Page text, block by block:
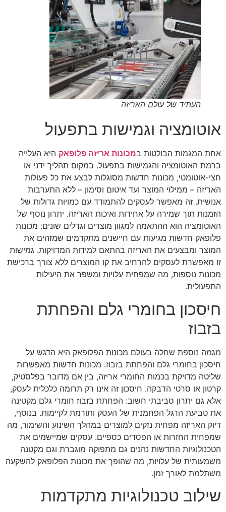
העתיד של עולם האריזה
אוטומציה וגמישות בתפעול
אחת המגמות הבולטות במכונות אריזה פלופאק היא העלייה
ברמת האוטומציה והגמישות בתפעול. במקום תהליך ידני או
חצי-אוטומטי, מכונות חדשות מסוגלות לבצע את כל פעולות
האריזה – ממילוי המוצר ועד איטום וסימון – ללא התערבות
אנושית. זה מאפשר לעסקים להתמודד עם כמויות גדולות של
הזמנות תוך שמירה על אחידות ואיכות האריזה. יתרון נוסף של
האוטומציה הוא ההתאמה למגוון מוצרים וגדלים שונים: מכונות
פלופאק חדשות מגיעות עם חיישנים מתקדמים שמזהים את
המוצר ומבצעים את האריזה בהתאם למידות המדויקות. גמישות
זו מאפשרת לעסקים להרחיב את קו המוצרים ללא צורך ברכישת
מכונות נוספות, מה שמפחית עלויות ומשפר את היעילות
התפעולית.
חיסכון בחומרי גלם והפחתת
בזבוז
מגמה נוספת שחלה בעולם מכונות הפלופאק היא הדגש על
חיסכון בחומרי גלם והפחתת בזבוז. מכונות חדשות מאפשרות
שליטה מדויקת בכמות החומרי אריזה, בין אם מדובר בפלסטיק,
קרטון או סרטי הדבקה. חיסכון זה אינו רק תרומה כלכלית לעסק,
אלא גם יתרון סביבתי חשוב: הפחתת בזבוז חומרי גלם מקטינה
את טביעת הרגל הפחמנית של העסק ותורמת לקיימות. בנוסף,
דיוק האריזה מפחית נזקים למוצרים במהלך השינוע והשימור, מה
שמפחית החזרות או הפסדים כספיים. עסקים שמיישמים את
הטכנולוגיות החדשות נהנים גם מתפוקה מוגברת וגם מקטנה
משמעותית של עלויות, מה שהופך את מכונות הפלופאק להשקעה
משתלמת לאורך זמן.
שילוב טכנולוגיות מתקדמות